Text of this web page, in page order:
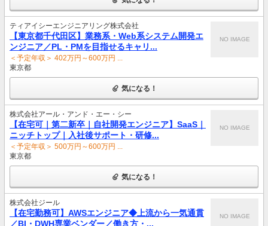
ティアイシーエンジニアリング株式会社
【東京都千代田区】業務系・Web系システム開発エ
ンジニア／PL・PMを目指せるキャリ...
＜予定年収＞ 402万円～600万円 ...
東京都
NO IMAGE
気になる！
株式会社アール・アンド・エー・シー
【在宅可｜第二新卒｜自社開発エンジニア】SaaS｜
ニッチトップ｜入社後サポート・研修...
＜予定年収＞ 500万円～600万円 ...
東京都
NO IMAGE
気になる！
株式会社ジール
【在宅勤務可】AWSエンジニア◆上流から一気通貫
／BI・DWH専業ベンダー／働き方・...
NO IMAGE